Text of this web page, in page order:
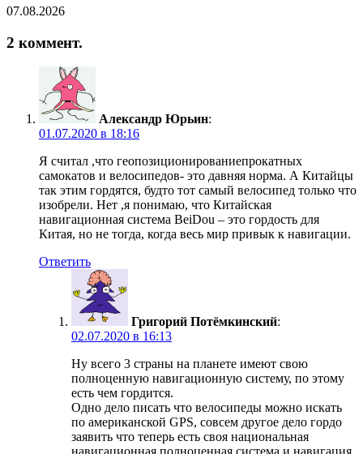
07.08.2026
2 коммент.
Александр Юрьин:
01.07.2020 в 18:16
Я считал ,что геопозиционированиепрокатных
самокатов и велосипедов- это давняя норма. А Китайцы
так этим гордятся, будто тот самый велосипед только что
изобрели. Нет ,я понимаю, что Китайская
навигационная система BeiDou – это гордость для
Китая, но не тогда, когда весь мир привык к навигации.
Ответить
Григорий Потёмкинский:
02.07.2020 в 16:13
Ну всего 3 страны на планете имеют свою
полноценную навигационную систему, по этому
есть чем гордится.
Одно дело писать что велосипеды можно искать
по американской GPS, совсем другое дело гордо
заявить что теперь есть своя национальная